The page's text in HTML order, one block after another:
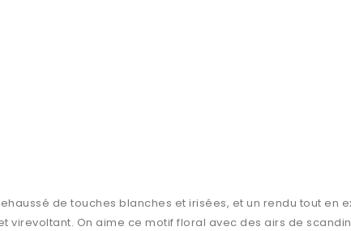
de touches blanches et irisées, et un rendu tout en
virevoltant. On aime ce motif floral avec des airs de